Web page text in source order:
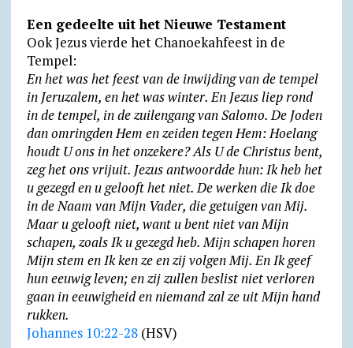
Een gedeelte uit het Nieuwe Testament
Ook Jezus vierde het Chanoekahfeest in de
Tempel:
En het was het feest van de inwijding van de tempel
in Jeruzalem, en het was winter. En Jezus liep rond
in de tempel, in de zuilengang van Salomo. De Joden
dan omringden Hem en zeiden tegen Hem: Hoelang
houdt U ons in het onzekere? Als U de Christus bent,
zeg het ons vrijuit. Jezus antwoordde hun: Ik heb het
u gezegd en u gelooft het niet. De werken die Ik doe
in de Naam van Mijn Vader, die getuigen van Mij.
Maar u gelooft niet, want u bent niet van Mijn
schapen, zoals Ik u gezegd heb. Mijn schapen horen
Mijn stem en Ik ken ze en zij volgen Mij. En Ik geef
hun eeuwig leven; en zij zullen beslist niet verloren
gaan in eeuwigheid en niemand zal ze uit Mijn hand
rukken.
Johannes 10:22-28(HSV)